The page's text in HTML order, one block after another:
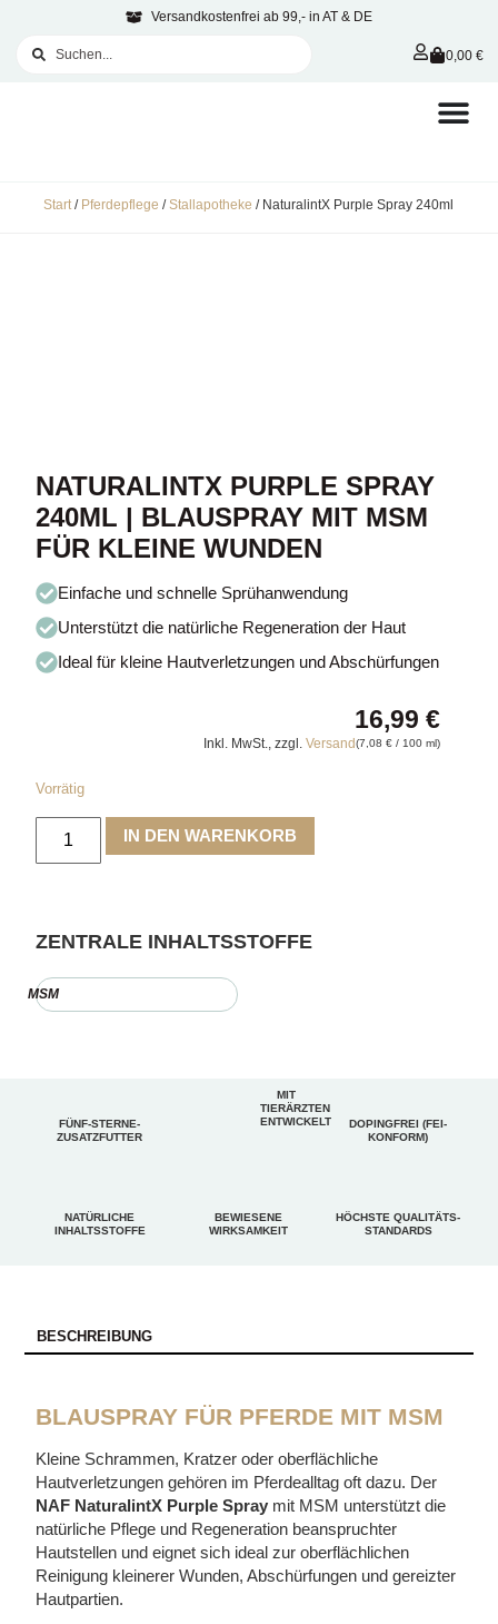
Versandkostenfrei ab 99,- in AT & DE
0,00 €
Start/ Pferdepflege /Stallapotheke / NaturalintX Purple Spray 240ml
NATURALINTX PURPLE SPRAY
240ML | BLAUSPRAY MIT MSM
FÜR KLEINE WUNDEN
Einfache und schnelle Sprühanwendung
Unterstützt die natürliche Regeneration der Haut
Ideal für kleine Hautverletzungen und Abschürfungen
16,99 €
Inkl. MwSt., zzgl. Versand(7,08 €/ 100 ml)
Vorrätig
IN DEN WARENKORB
ZENTRALE INHALTSSTOFFE
MSM
FÜNF-STERNE-
ZUSATZFUTTER
MIT
TIERÄRZTEN
ENTWICKELT
DOPINGFREI (FEI-
KONFORM)
NATÜRLICHE
INHALTSSTOFFE
BEWIESENE
WIRKSAMKEIT
HÖCHSTE QUALITÄTS-
STANDARDS
BESCHREIBUNG
BLAUSPRAY FÜR PFERDE MIT MSM
Kleine Schrammen, Kratzer oder oberflächliche
Hautverletzungen gehören im Pferdealltag oft dazu. Der
NAF NaturalintX Purple Spray mit MSM unterstützt die
natürliche Pflege und Regeneration beanspruchter
Hautstellen und eignet sich ideal zur oberflächlichen
Reinigung kleinerer Wunden, Abschürfungen und gereizter
Hautpartien.